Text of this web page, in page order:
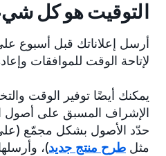
التوقيت هو كل
أرسل إعلاناتك قبل أسبوع
لإتاحة الوقت للموافقات
يمكنك أيضًا توفير الوقت
الإشراف المسبق على أصول
حدّد الأصول بشكل مجمّع
مثل طرح منتج جديد)،